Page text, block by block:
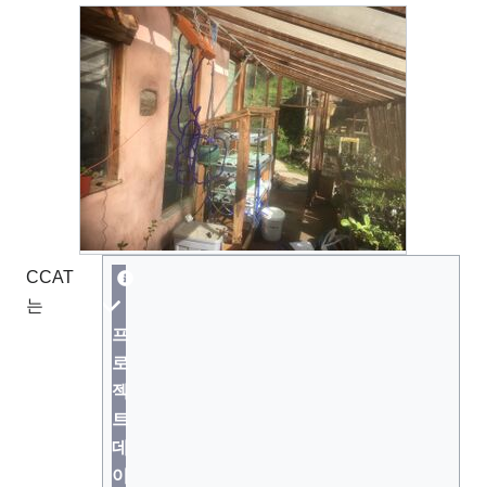
프
로
젝
트
데
이
CCAT
는